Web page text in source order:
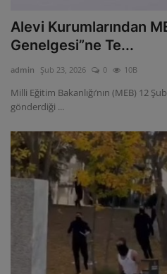
Alevi Kurumlarından
Genelgesi”ne Te...
admin Şub 23, 2026 0 10B
Milli Eğitim Bakanlığı’nın (MEB) 12
gönderdiği ...